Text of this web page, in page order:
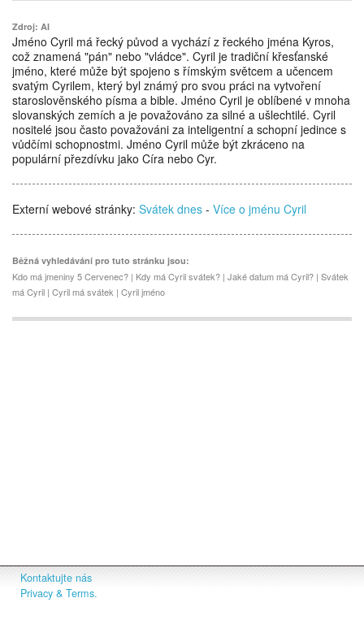
Zdroj: AI
Jméno Cyril má řecký původ a vychází z řeckého jména Kyros,
což znamená "pán" nebo "vládce". Cyril je tradiční křesťanské
jméno, které může být spojeno s římským světcem a učencem
svatým Cyrilem, který byl známý pro svou práci na vytvoření
staroslověnského písma a bible. Jméno Cyril je oblíbené v mnoha
slovanských zemích a je považováno za silné a ušlechtilé. Cyril
nositelé jsou často považováni za inteligentní a schopní jedince s
vůdčími schopnostmi. Jméno Cyril může být zkráceno na
populární přezdívku jako Círa nebo Cyr.
Externí webové stránky: Svátek dnes - Více o jménu Cyril
Běžná vyhledávání pro tuto stránku jsou:
Kdo má jmeniny 5 Cervenec? | Kdy má Cyril svátek? | Jaké datum má Cyril? | Svátek
má Cyril | Cyril má svátek | Cyril jméno
Kontaktujte nás
Privacy & Terms.